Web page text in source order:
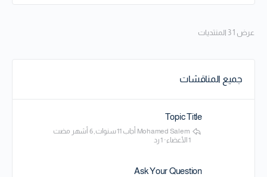
عرض 1 3 المنتديات
جميع المناقشات
Topic Title
أجاب 11 سنوات, 6 أشهر مضت
1 الأعضاء
· 1 رد
Ask Your Question